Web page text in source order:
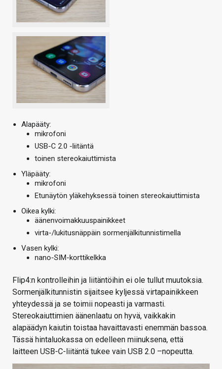
Alapääty:
mikrofoni
USB-C 2.0 -liitäntä
toinen stereokaiuttimista
Yläpääty:
mikrofoni
Etunäytön yläkehyksessä toinen stereokaiuttimista
Oikea kylki:
äänenvoimakkuuspainikkeet
virta-/lukitusnäppäin sormenjälkitunnistimella
Vasen kylki:
nano-SIM-korttikelkka
Flip4:n kontrolleihin ja liitäntöihin ei ole tullut muutoksia.
Sormenjälkitunnistin sijaitsee kyljessä virtapainikkeen
yhteydessä ja se toimii nopeasti ja varmasti.
Stereokaiuttimien äänenlaatu on hyvä, vaikkakin
alapäädyn kaiutin toistaa havaittavasti enemmän bassoa.
Tässä hintaluokassa on edelleen miinuksena, että
laitteen USB-C-liitäntä tukee vain USB 2.0 –nopeutta.